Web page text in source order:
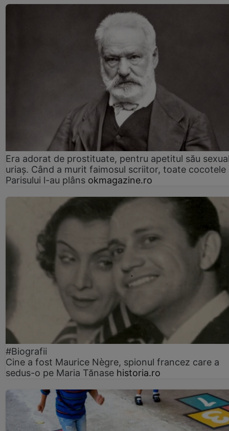
Era adorat de prostituate, pentru apetitul său
uriaș. Când a murit faimosul scriitor, toate cocotele
Parisului l-au plâns okmagazine.ro
#Biografii
Cine a fost Maurice Nègre, spionul francez care a
sedus-o pe Maria Tănase historia.ro